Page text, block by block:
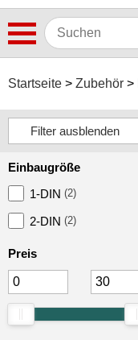
Startseite Zubehör
Autoradios
Dashcams
Elektromobilität
Freisprechanlagen
Multimedia
Navigationssoftware
Einbaugröße
1-DIN (2)
2-DIN (2)
Preis